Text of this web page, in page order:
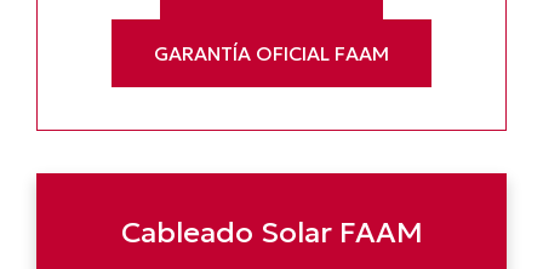
GARANTÍA OFICIAL FAAM
Cableado Solar FAAM